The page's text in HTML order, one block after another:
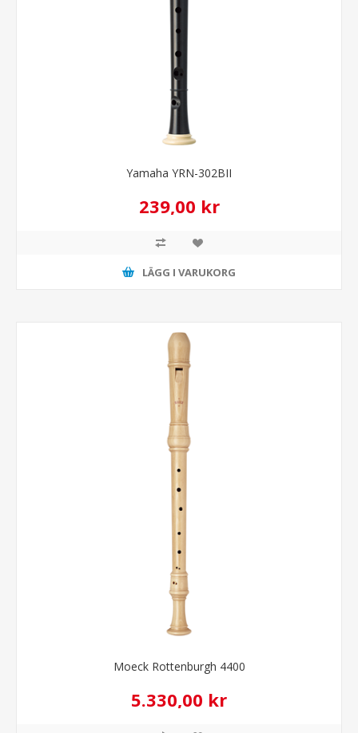
Yamaha YRN-302BII
239,00 kr
LÄGG I VARUKORG
Moeck Rottenburgh 4400
5.330,00 kr